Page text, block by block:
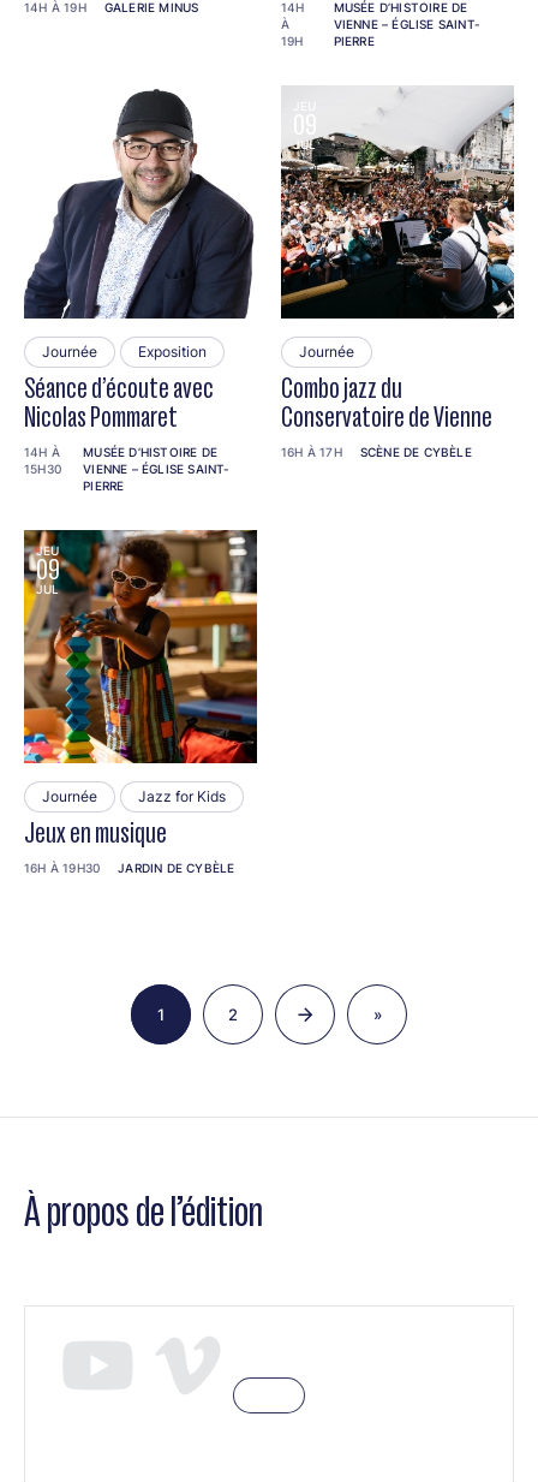
14H À 19H GALERIE MINUS
14H
À
19H
MUSÉE D’HISTOIRE DE
VIENNE – ÉGLISE SAINT-
PIERRE
Journée Exposition
Séance d’écoute avec
Nicolas Pommaret
14H À
15H30
MUSÉE D’HISTOIRE DE
VIENNE – ÉGLISE SAINT-
PIERRE
JEU
JUL
Journée
Combo jazz du
Conservatoire de Vienne
16H À 17H SCÈNE DE CYBÈLE
JEU
09
JUL
Journée Jazz for Kids
Jeux en musique
16H À 19H30 JARDIN DE CYBÈLE
Page
1 Page
2
Dernière
page
»
À propos de l’édition